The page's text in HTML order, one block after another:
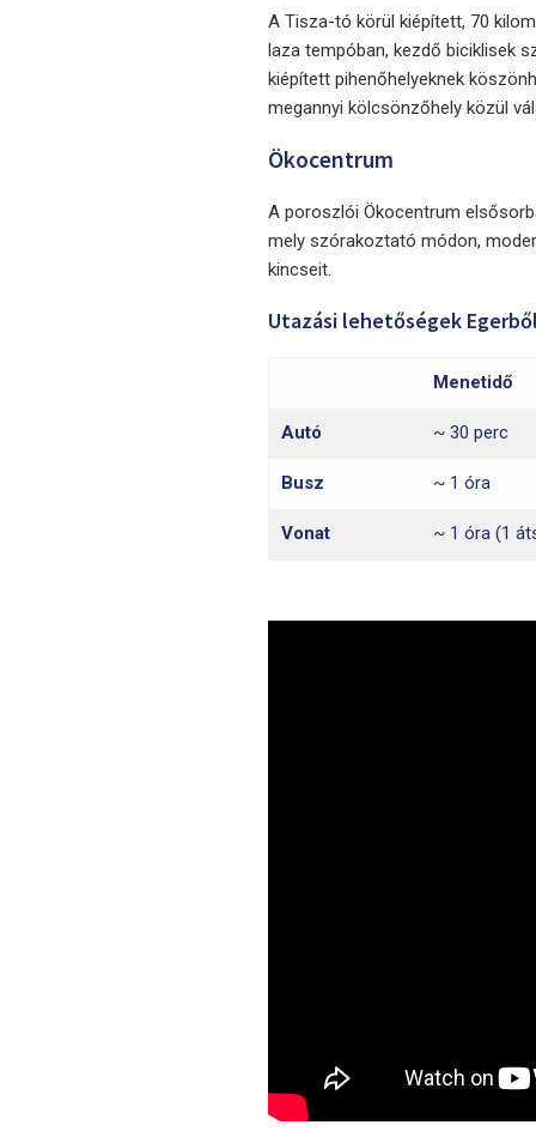
A Tisza-tó körül kiépített, 70
laza tempóban, kezdő biciklisek
kiépített pihenőhelyeknek
megannyi kölcsönzőhely közül
Ökocentrum
A poroszlói Ökocentrum
mely szórakoztató módon,
kincseit.
Utazási lehetőségek
Menetidő
Autó ~ 30 perc
Busz ~ 1 óra
Vonat ~ 1 óra (1